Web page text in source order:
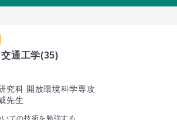
通工学(35)
究科 開放環境科学専攻
先生
ての技術を勉強する...